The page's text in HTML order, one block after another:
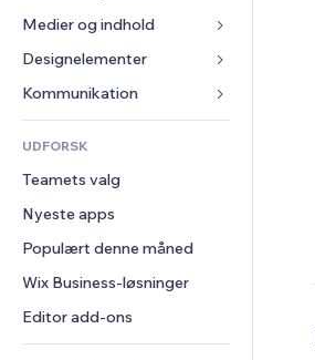
Statistikker
Hjemmesideregister
E-mail
Forsendelse og levering
Sælg-knapper
Bogføring
Kuponer og loyalitet
Lagerløsninger
Hoteller
Events
Restauranter
Ejendomshandel
Bookinger
Medier og indhold
Galleri
Musik
Podcasts
Fotografi
Video
PDF
Fildeling
Nyheder
Designelementer
Kort og Navigation
Privatliv & Sikkerhed
Ur
Sideskabeloner
Billedeffekter
Knapper og menuer
Bannere og badges
Lommeregnere
Søg
Formularer
Meningsmålinger
Chat
Kommentarer
Telefon
Fællesskab
Anmeldelser og anbefalinger
UDFORSK
Teamets valg
Nyeste apps
Populært denne måned
Wix Business-løsninger
Editor add-ons